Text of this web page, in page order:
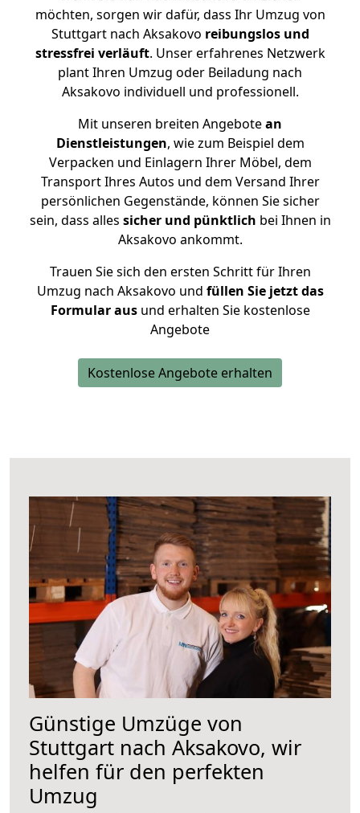
möchten, sorgen wir dafür, dass Ihr Umzug von
Stuttgart nach Aksakovo reibungslos und
stressfrei verläuft. Unser erfahrenes Netzwerk
plant Ihren Umzug oder Beiladung nach
Aksakovo individuell und professionell.
Mit unseren breiten Angebotean
Dienstleistungen, wie zum Beispiel dem
Verpacken und Einlagern Ihrer Möbel, dem
Transport Ihres Autos und dem Versand Ihrer
persönlichen Gegenstände, können Sie sicher
sein, dass alles sicher und pünktlich bei Ihnen in
Aksakovo ankommt.
Trauen Sie sich den ersten Schritt für Ihren
Umzug nach Aksakovo und füllen Sie jetzt das
Formular ausund erhalten Sie kostenlose
Angebote
Kostenlose Angebote erhalten
Günstige Umzüge von
Stuttgart nach Aksakovo, wir
helfen für den perfekten
Umzug